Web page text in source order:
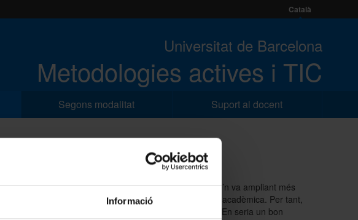
Informació
Català
Universitat de Barcelona
Metodologies actives i TIC
Segons modalitat Suport al docent
molt important a les nostres aules, i cada vegada se’n va ampliant més
o per les adaptacions i possibilitats per a la docència acadèmica. Per tant,
específica i categoritzada és molt útil per al professorat. En seria un bon